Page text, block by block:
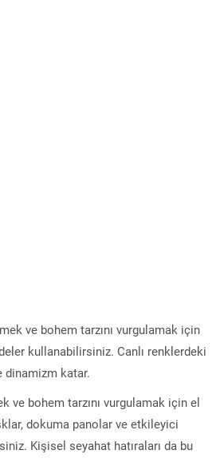
ve bohem tarzını vurgulamak için
kullanabilirsiniz. Canlı renklerdeki
dinamizm katar.
ve bohem tarzını vurgulamak için el
dokuma panolar ve etkileyici
Kişisel seyahat hatıraları da bu